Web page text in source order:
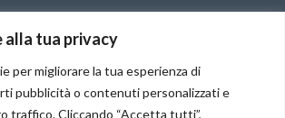
alla tua privacy
per migliorare la tua esperienza di
pubblicità o contenuti personalizzati e
traffico. Cliccando “Accetta tutti”,
ad Istanbul TOP
Rubil la nostra guida,
fantastica e disponibilissima oltre che
Lo consigliamo ad occhi chiusi